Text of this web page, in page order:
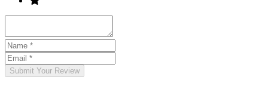
Submit Your Review